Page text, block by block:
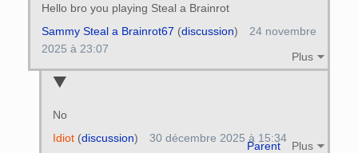
Hello bro you playing Steal a Brainrot
Plus
Sammy Steal a Brainrot67 (discussion)
24 novembre
2025 à 23:07
No
Parent Plus
Idiot(discussion) 30 décembre 2025 à 15:34